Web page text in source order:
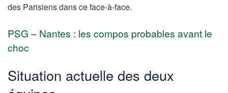
des Parisiens dans ce face-à-face.
PSG – Nantes : les compos probables avant le
choc
Situation actuelle des deux